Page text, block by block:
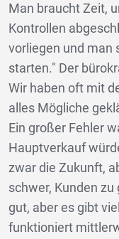
Man braucht Zeit,
Kontrollen
vorliegen und man
starten." Der
Wir haben oft mit
alles Mögliche
Ein großer Fehler
Hauptverkauf
zwar die Zukunft,
schwer, Kunden
gut, aber es gibt
funktioniert